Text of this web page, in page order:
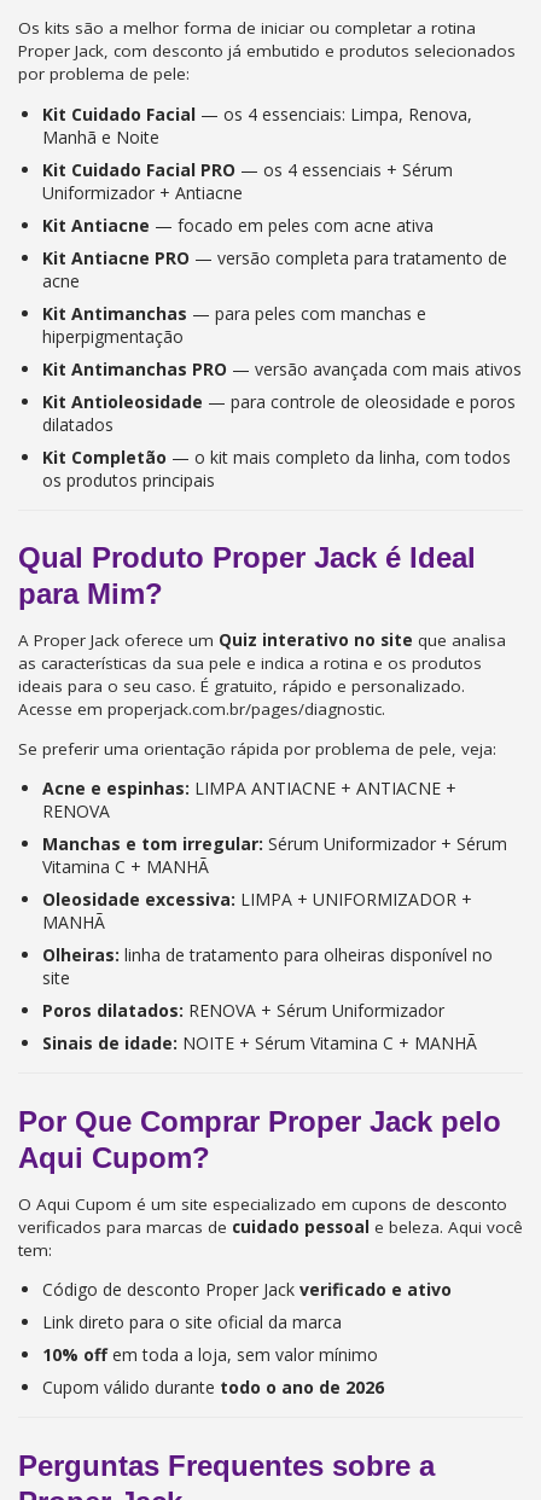
Os kits são a melhor forma de iniciar ou completar a rotina
Proper Jack, com desconto já embutido e produtos selecionados
por problema de pele:
Kit Cuidado Facial — os 4 essenciais: Limpa, Renova,
Manhã e Noite
Kit Cuidado Facial PRO — os 4 essenciais + Sérum
Uniformizador + Antiacne
Kit Antiacne — focado em peles com acne ativa
Kit Antiacne PRO — versão completa para tratamento de
acne
Kit Antimanchas — para peles com manchas e
hiperpigmentação
Kit Antimanchas PRO — versão avançada com mais ativos
Kit Antioleosidade — para controle de oleosidade e poros
dilatados
Kit Completão — o kit mais completo da linha, com todos
os produtos principais
Qual Produto Proper Jack é Ideal
para Mim?
A Proper Jack oferece um Quiz interativo no site que analisa
as características da sua pele e indica a rotina e os produtos
ideais para o seu caso. É gratuito, rápido e personalizado.
Acesse em properjack.com.br/pages/diagnostic.
Se preferir uma orientação rápida por problema de pele, veja:
Acne e espinhas: LIMPA ANTIACNE + ANTIACNE +
RENOVA
Manchas e tom irregular: Sérum Uniformizador + Sérum
Vitamina C + MANHÃ
Oleosidade excessiva: LIMPA + UNIFORMIZADOR +
MANHÃ
Olheiras: linha de tratamento para olheiras disponível no
site
Poros dilatados: RENOVA + Sérum Uniformizador
Sinais de idade: NOITE + Sérum Vitamina C + MANHÃ
Por Que Comprar Proper Jack pelo
Aqui Cupom?
O Aqui Cupom é um site especializado em cupons de desconto
verificados para marcas de cuidado pessoal e beleza. Aqui você
tem:
Código de desconto Proper Jack verificado e ativo
Link direto para o site oficial da marca
10% offem toda a loja, sem valor mínimo
Cupom válido durante todo o ano de 2026
Perguntas Frequentes sobre a